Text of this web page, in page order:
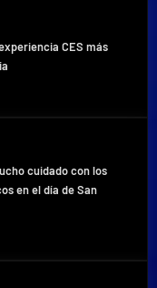
CES más
cuidado con los
en el día de San